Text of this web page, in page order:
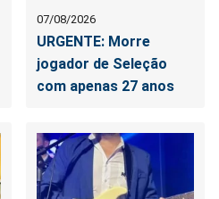
07/08/2026
URGENTE: Morre
jogador de Seleção
com apenas 27 anos